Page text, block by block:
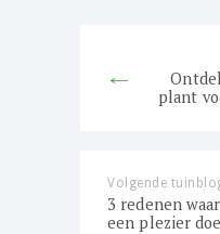
plant
Volgende
3 redenen
een plezier